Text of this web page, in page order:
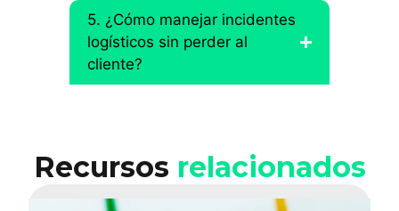
5. ¿Cómo manejar incidentes
logísticos sin perder al
cliente?
Recursos relacionados